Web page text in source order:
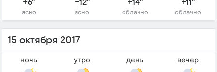
+6°
ясно
+12°
ясно
+14°
облачно
+11°
облачно
15 октября 2017
ночь утро день вечер